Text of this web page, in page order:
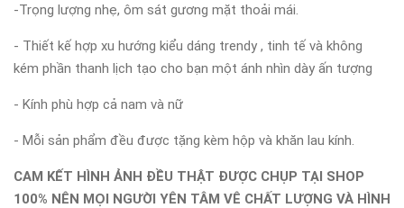
-Trọng lượng nhẹ, ôm sát gương mặt thoải mái.
- Thiết kế hợp xu hướng kiểu dáng trendy , tinh tế và không
kém phần thanh lịch tạo cho bạn một ánh nhìn dày ấn tượng
- Kính phù hợp cả nam và nữ
- Mỗi sản phẩm đều được tặng kèm hộp và khăn lau kính.
CAM KẾT HÌNH ẢNH ĐỀU THẬT ĐƯỢC CHỤP TẠI SHOP
100% NÊN MỌI NGƯỜI YÊN TÂM VÊ CHẤT LƯỢNG VÀ HÌNH